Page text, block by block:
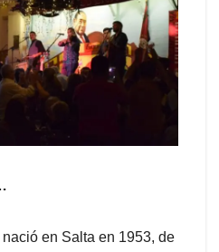
en Salta en 1953, de